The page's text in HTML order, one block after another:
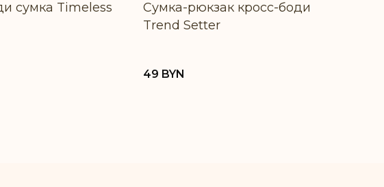
сумка Timeless
Сумка-рюкзак кросс-боди
Trend Setter
49 BYN